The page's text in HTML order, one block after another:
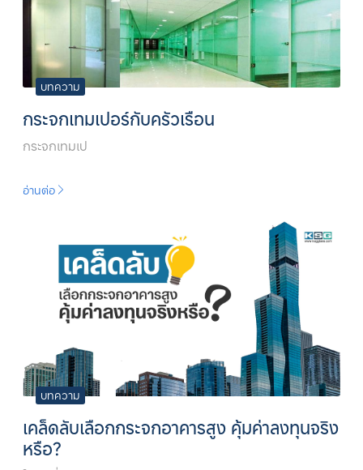
บทความ
กระจกเทมเปอร์กับครัวเรือน
กระจกเทมเป
อ่านต่อ
บทความ
เคล็ดลับเลือกกระจกอาคารสูง คุ้มค่าลงทุนจริง
หรือ?